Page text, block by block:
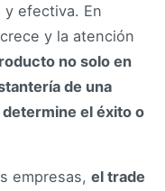
y efectiva. En
y la atención
no solo en
de una
el éxito o
empresas, el trade